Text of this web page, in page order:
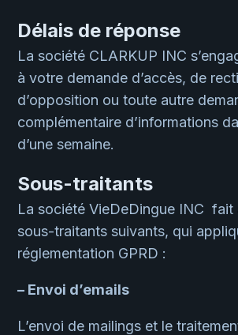
Délais de réponse
La société CLARKUP INC
à votre demande d’accès, de
d’opposition ou toute autre
complémentaire d’informations
d’une semaine.
Sous-traitants
La société VieDeDingue INC fait
sous-traitants suivants, qui
réglementation GPRD :
– Envoi d’emails
L’envoi de mailings et le